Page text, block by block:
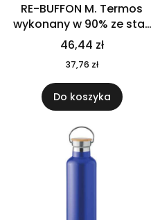
RE-BUFFON M. Termos
wykonany w 90% ze stali
nierdzewnej
pochodzącej z
recyklingu 520 ml 94294
46,44 zł
37,76 zł
Do koszyka